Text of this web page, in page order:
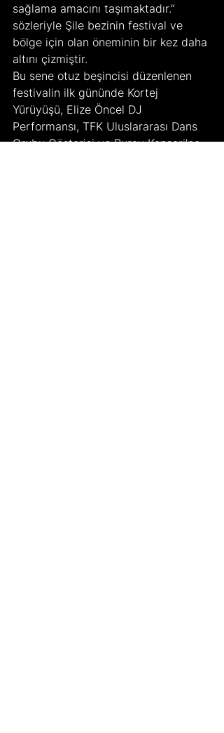
sağlama amacını taşımaktadır.”
sözleriyle Şile bezinin festival ve
bölge için olan öneminin bir kez daha
altını çizmiştir.
Bu sene otuz beşincisi düzenlenen
festivalin ilk gününde Kortej
Yürüyüşü, Elize Öncel DJ
Performansı, TFK Uluslararası Dans
Grubu Gösterisi ve Buray Konseri’ne